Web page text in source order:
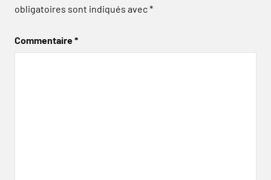
obligatoires sont indiqués avec*
Commentaire*